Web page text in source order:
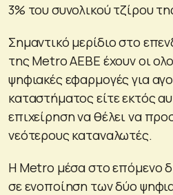
3% του συνολικού τζίρου
Σημαντικό μερίδιο στο
της Metro AEBE έχουν οι
ψηφιακές εφαρμογές για
καταστήματος είτε εκτός
επιχείρηση να θέλει να
νεότερους καταναλωτές.
Η Metro μέσα στο επόμενο
σε ενοποίηση των δύο